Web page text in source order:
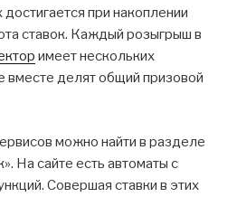
при накоплении
ставок. Каждый розыгрыш в
имеет нескольких
вместе делят общий призовой
можно найти в разделе
На сайте есть автоматы с
Совершая ставки в этих